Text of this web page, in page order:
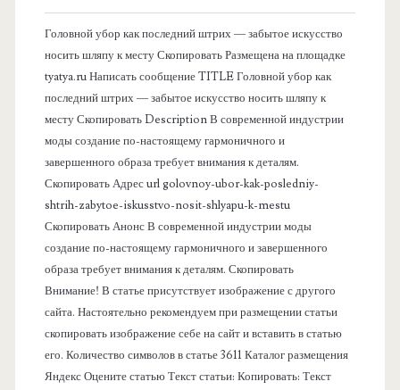
Головной убор как последний штрих — забытое искусство
носить шляпу к месту Скопировать Размещена на площадке
tyatya.ru Написать сообщение TITLE Головной убор как
последний штрих — забытое искусство носить шляпу к
месту Скопировать Description В современной индустрии
моды создание по-настоящему гармоничного и
завершенного образа требует внимания к деталям.
Скопировать Адрес url golovnoy-ubor-kak-posledniy-
shtrih-zabytoe-iskusstvo-nosit-shlyapu-k-mestu
Скопировать Анонс В современной индустрии моды
создание по-настоящему гармоничного и завершенного
образа требует внимания к деталям. Скопировать
Внимание! В статье присутствует изображение с другого
сайта. Настоятельно рекомендуем при размещении статьи
скопировать изображение себе на сайт и вставить в статью
его. Количество символов в статье 3611 Каталог размещения
Яндекс Оцените статью Текст статьи: Копировать: Текст